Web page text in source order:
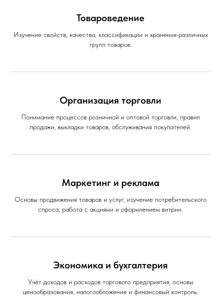
Товароведение
Изучение свойств, качества, классификации и хранения различных
групп товаров.
Организация торговли
Понимание процессов розничной и оптовой торговли, правил
продажи, выкладки товаров, обслуживания покупателей.
Маркетинг и реклама
Основы продвижения товаров и услуг, изучение потребительского
спроса, работа с акциями и оформлением витрин.
Экономика и бухгалтерия
Учёт доходов и расходов торгового предприятия, основы
ценообразования, налогообложение и финансовый контроль.